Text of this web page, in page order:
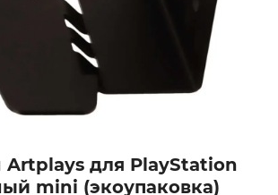
для PlayStation
mini (экоупаковка)